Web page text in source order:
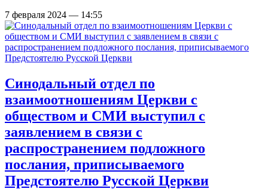
7 февраля 2024 — 14:55
Синодальный отдел по
взаимоотношениям Церкви с
обществом и СМИ выступил с
заявлением в связи с
распространением подложного
послания, приписываемого
Предстоятелю Русской Церкви